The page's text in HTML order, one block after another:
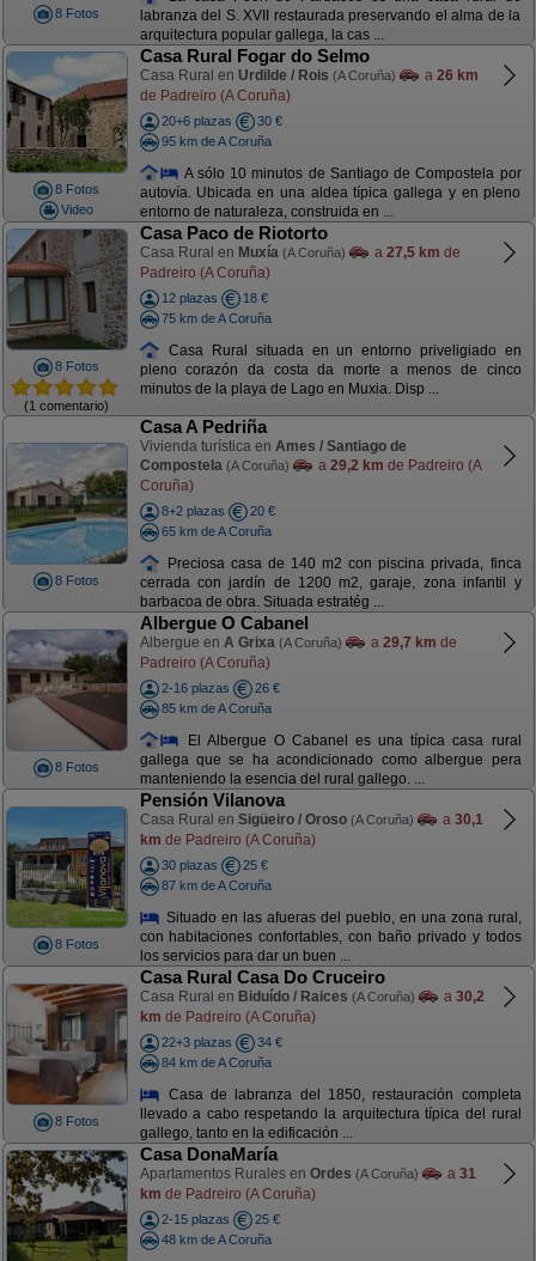
8 Fotos
labranza del S. XVII restaurada preservando el alma de la
arquitectura popular gallega, la cas ...
8 Fotos
Video
Casa Rural Fogar do Selmo
Casa Rural en Urdilde / Rois (A Coruña) a 26 km
de Padreiro (A Coruña)
20+6 plazas
30 €
95 km de A Coruña
A sólo 10 minutos de Santiago de Compostela por
autovía. Ubicada en una aldea típica gallega y en pleno
entorno de naturaleza, construida en ...
8 Fotos
(1 comentario)
Casa Paco de Riotorto
Casa Rural en Muxía (A Coruña) a 27,5 km de
Padreiro (A Coruña)
12 plazas
18 €
75 km de A Coruña
Casa Rural situada en un entorno priveligiado en
pleno corazón da costa da morte a menos de cinco
minutos de la playa de Lago en Muxia. Disp ...
8 Fotos
Casa A Pedriña
Vivienda turística en Ames / Santiago de
Compostela (A Coruña) a 29,2 km de Padreiro (A
Coruña)
8+2 plazas
20 €
65 km de A Coruña
Preciosa casa de 140 m2 con piscina privada, finca
cerrada con jardín de 1200 m2, garaje, zona infantil y
barbacoa de obra. Situada estratég ...
8 Fotos
Albergue O Cabanel
Albergue en A Grixa (A Coruña) a 29,7 km de
Padreiro (A Coruña)
2-16 plazas
26 €
85 km de A Coruña
El Albergue O Cabanel es una típica casa rural
gallega que se ha acondicionado como albergue pera
manteniendo la esencia del rural gallego. ...
8 Fotos
Pensión Vilanova
Casa Rural en Sigüeiro / Oroso (A Coruña) a 30,1
km de Padreiro (A Coruña)
30 plazas
25 €
87 km de A Coruña
Situado en las afueras del pueblo, en una zona rural,
con habitaciones confortables, con baño privado y todos
los servicios para dar un buen ...
8 Fotos
Casa Rural Casa Do Cruceiro
Casa Rural en Biduído / Raices (A Coruña) a 30,2
km de Padreiro (A Coruña)
22+3 plazas
34 €
84 km de A Coruña
Casa de labranza del 1850, restauración completa
llevado a cabo respetando la arquitectura típica del rural
gallego, tanto en la edificación ...
Casa DonaMaría
Apartamentos Rurales en Ordes (A Coruña) a 31
km de Padreiro (A Coruña)
2-15 plazas
25 €
48 km de A Coruña